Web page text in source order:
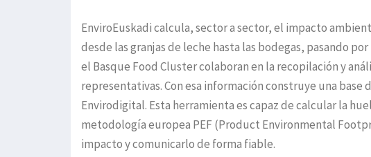
EnviroEuskadi calcula, sector a sector, el impacto
desde las granjas de leche hasta las bodegas, pasando
el Basque Food Cluster colaboran en la recopilación y
representativas. Con esa información construye una
Envirodigital. Esta herramienta es capaz de calcular la
metodología europea PEF (Product Environmental
impacto y comunicarlo de forma fiable.